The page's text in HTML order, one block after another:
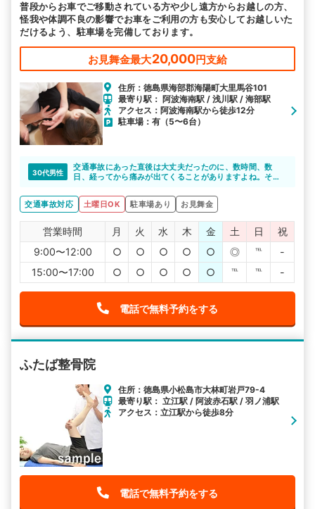
普段からお車でご移動されている方や少し遠方からお越しの方、
怪我や体調不良の影響でお車をご利用の方も安心してお越しいた
だけるよう、駐車場を完備しております。
お見舞金最大20,000円支給
住所：徳島県海部郡海陽町大里馬谷101
最寄り駅： 阿波海南駅 / 浅川駅 / 海部駅
アクセス：阿波海南駅から徒歩12分
駐車場：有（5〜6台）
30代男性
交通事故にあった直後は大丈夫だったのに、数時間、数
日、経ってから痛みが出てくることがありますよね。そん
しまいますよね。行けるところも限りがありますが、カワ
ムラ整骨院なら交通事故による怪我の対応をしてくれるの
で、心強いですよね。
交通事故対応 土曜日OK 駐車場あり お見舞金
営業時間 月 火 水 木 金 土 日
祝
9:00〜12:00
○ ○ ○ ○ ○ ◎ ℡
-
15:00〜17:00
○ ○ ○ ○ ○ ℡ ℡ -
電話で無料予約をする
ふたば整骨院
住所：徳島県小松島市大林町岩戸79-4
最寄り駅： 立江駅 / 阿波赤石駅 / 羽ノ浦駅
アクセス：立江駅から徒歩8分
電話で無料予約をする